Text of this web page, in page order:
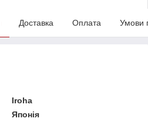
Доставка Оплата Умови
Iroha
Японія